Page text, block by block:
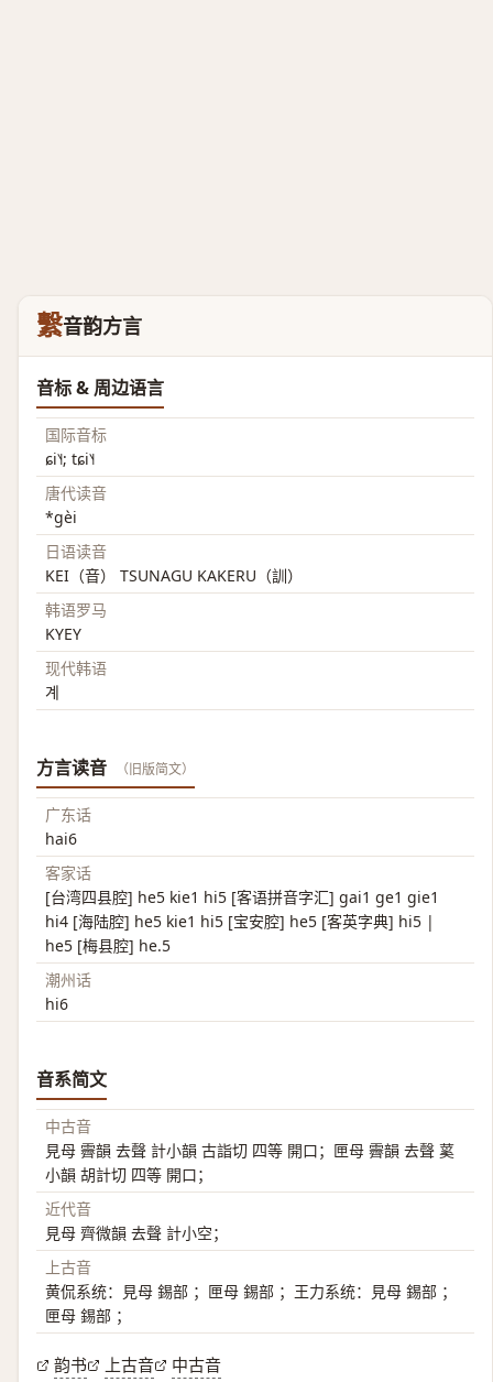
繫音韵方言
音标 & 周边语言
国际音标
ɕi˥˧; tɕi˥˧
唐代读音
*gèi
日语读音
KEI（音） TSUNAGU KAKERU（訓）
韩语罗马
KYEY
现代韩语
계
方言读音 （旧版简文）
广东话
hai6
客家话
[台湾四县腔] he5 kie1 hi5 [客语拼音字汇] gai1 ge1 gie1
hi4 [海陆腔] he5 kie1 hi5 [宝安腔] he5 [客英字典] hi5 |
he5 [梅县腔] he.5
潮州话
hi6
音系简文
中古音
見母 霽韻 去聲 計小韻 古詣切 四等 開口；匣母 霽韻 去聲 蒵
小韻 胡計切 四等 開口；
近代音
見母 齊微韻 去聲 計小空；
上古音
黄侃系统：見母 錫部 ；匣母 錫部 ；王力系统：見母 錫部 ；
匣母 錫部 ；
韵书 上古音 中古音